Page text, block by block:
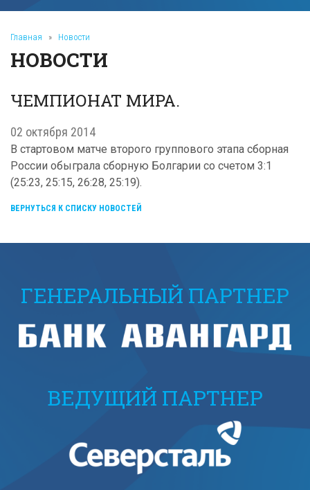
Главная » Новости
НОВОСТИ
ЧЕМПИОНАТ МИРА.
02 октября 2014
В стартовом матче второго группового этапа сборная
России обыграла сборную Болгарии со счетом 3:1
(25:23, 25:15, 26:28, 25:19).
ВЕРНУТЬСЯ К СПИСКУ НОВОСТЕЙ
ГЕНЕРАЛЬНЫЙ ПАРТНЕР
ВЕДУЩИЙ ПАРТНЕР